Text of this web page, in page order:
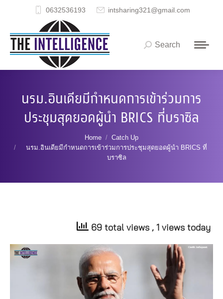
0632536193 intsharing321@gmail.com
Search:
Search
นรม.อินเดียมีกำหนดการเข้าร่วมการ
ประชุมสุดยอดผู้นำ BRICS ที่บราซิล
Home
Catch Up
นรม.อินเดียมีกำหนดการเข้าร่วมการประชุมสุดยอดผู้นำ BRICS ที่
บราซิล
69 total views , 1 views today